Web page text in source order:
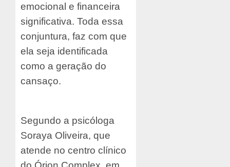
emocional e financeira
significativa. Toda essa
conjuntura, faz com que
ela seja identificada
como a geração do
cansaço.
Segundo a psicóloga
Soraya Oliveira, que
atende no centro clínico